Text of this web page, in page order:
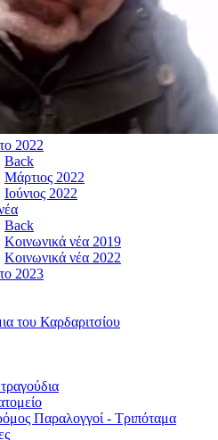
2022
Back
Μάρτιος 2022
Ιούνιος 2022
Back
Κοινωνικά νέα 2019
Κοινωνικά νέα 2022
2023
του Καρδαριτσίου
Παραλογγοί - Τριπόταμα